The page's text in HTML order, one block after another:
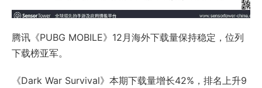
腾讯《PUBG MOBILE》12月海外下载量保持稳定，位列
下载榜亚军。
《Dark War Survival》本期下载量增长42%，排名上升9